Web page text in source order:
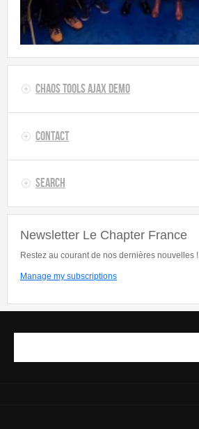
Chaos Tools AJAX Demo
Contact
Search
Newsletter Le Chapter France
Restez au courant de nos dernières nouvelles !
Manage my subscriptions